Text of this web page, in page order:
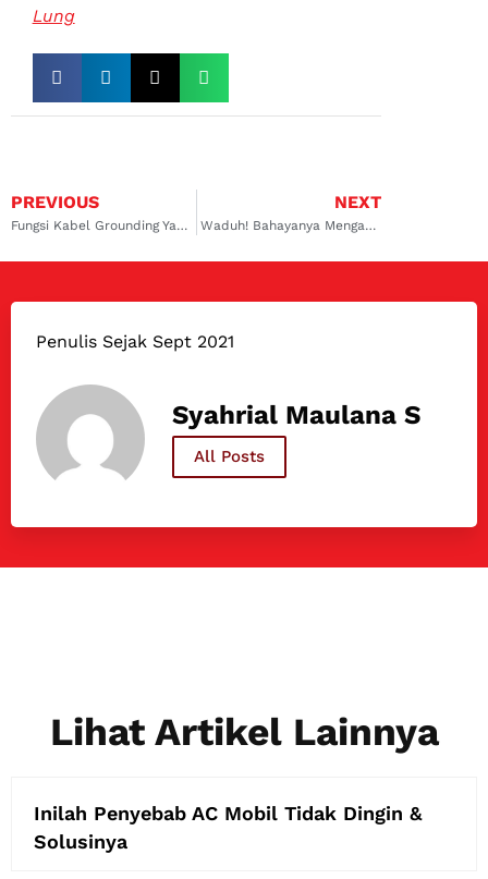
Lung
PREVIOUS
Fungsi Kabel Grounding Yang Perlu Diketahui
NEXT
Waduh! Bahayanya Mengabaikan Kampas Rem Mobil Kamu
Penulis Sejak Sept 2021
Syahrial Maulana S
All Posts
Lihat Artikel Lainnya
Inilah Penyebab AC Mobil Tidak Dingin &
Solusinya